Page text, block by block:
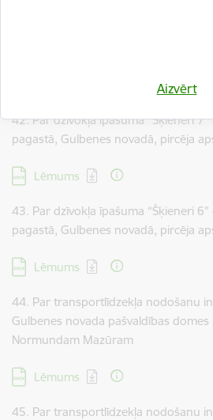
Aizvērt
42. Par dzīvokļa īpašuma “Šķieneri
pagastā, Gulbenes novadā, pircēja
Lejupielādēt:
Lēmums
43. Par dzīvokļa īpašuma “Šķieneri
pagastā, Gulbenes novadā, pircēja
Lejupielādēt:
Lēmums
44. Par transportlīdzekļa nodošanu
Gulbenes novada pašvaldības
Normundam Mazūram
Lejupielādēt:
Lēmums
45. Par transportlīdzekļa nodošanu